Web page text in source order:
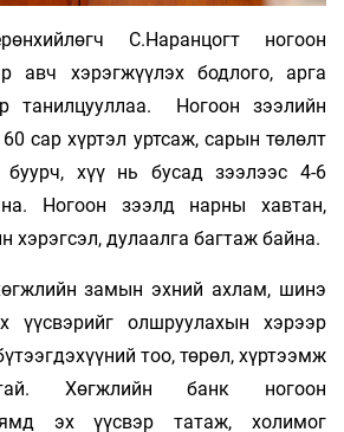
С.Наранцогт ногоон
авч хэрэгжүүлэх бодлого, арга
танилцууллаа. Ногоон зээлийн
сар хүртэл уртсаж, сарын төлөлт
хүү нь бусад зээлээс 4-6
Ногоон зээлд нарны хавтан,
хэрэгсэл, дулаалга багтаж байна.
замын эхний ахлам, шинэ
үүсвэрийг олшруулахын хэрээр
тоо, төрөл, хүртээмж
Хөгжлийн банк ногоон
эх үүсвэр татаж, холимог